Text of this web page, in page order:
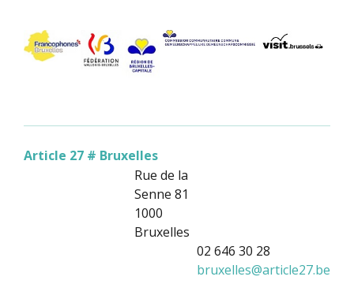
Article 27 # Bruxelles
Rue de la
Senne 81
1000
Bruxelles
02 646 30 28
bruxelles@article27.be